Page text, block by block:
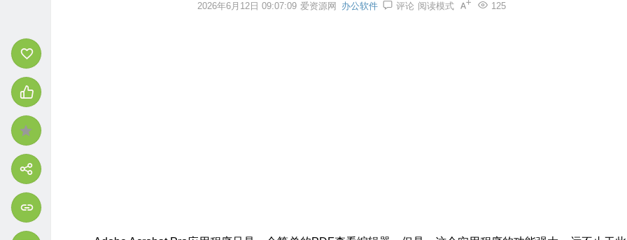
2026年6月12日 09:07:09 爱资源网 办公软件 评论 125
阅读模式